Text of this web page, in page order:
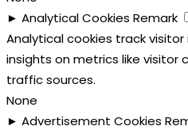
► Analytical Cookies Remark
Analytical cookies track
insights on metrics like visitor
traffic sources.
None
► Advertisement Cookies